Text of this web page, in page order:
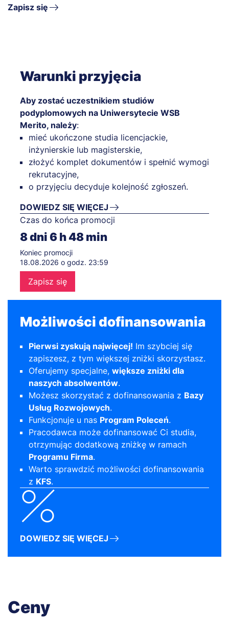
Zapisz się
Warunki przyjęcia
Aby zostać uczestnikiem studiów
podyplomowych na Uniwersytecie WSB
Merito, należy:
mieć ukończone studia licencjackie,
inżynierskie lub magisterskie,
złożyć komplet dokumentów i spełnić wymogi
rekrutacyjne,
o przyjęciu decyduje kolejność zgłoszeń.
DOWIEDZ SIĘ WIĘCEJ
Czas do końca promocji
8dni6h48min
Koniec promocji
18.08.2026 o godz. 23:59
Zapisz się
Możliwości dofinansowania
Pierwsi zyskują najwięcej! Im szybciej się
zapiszesz, z tym większej zniżki skorzystasz.
Oferujemy specjalne, większe zniżki dla
naszych absolwentów.
Możesz skorzystać z dofinansowania z Bazy
Usług Rozwojowych.
Funkcjonuje u nas Program Poleceń.
Pracodawca może dofinansować Ci studia,
otrzymując dodatkową zniżkę w ramach
Programu Firma.
Warto sprawdzić możliwości dofinansowania
z KFS.
DOWIEDZ SIĘ WIĘCEJ
Ceny